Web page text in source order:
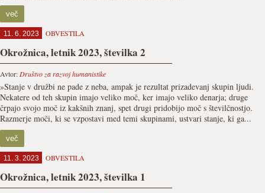
več
11. 6. 2023 OBVESTILA
Okrožnica, letnik 2023, številka 2
Avtor: Društvo za razvoj humanistike
»Stanje v družbi ne pade z neba, ampak je rezultat prizadevanj skupin ljudi.
Nekatere od teh skupin imajo veliko moč, ker imajo veliko de­narja; druge
črpajo svojo moč iz kakšnih znanj, spet drugi pridobijo moč s šte­vilčnostjo.
Razmerje moči, ki se vzposta­vi med temi skupinami, ustvari stanje, ki ga...
več
11. 3. 2023 OBVESTILA
Okrožnica, letnik 2023, številka 1